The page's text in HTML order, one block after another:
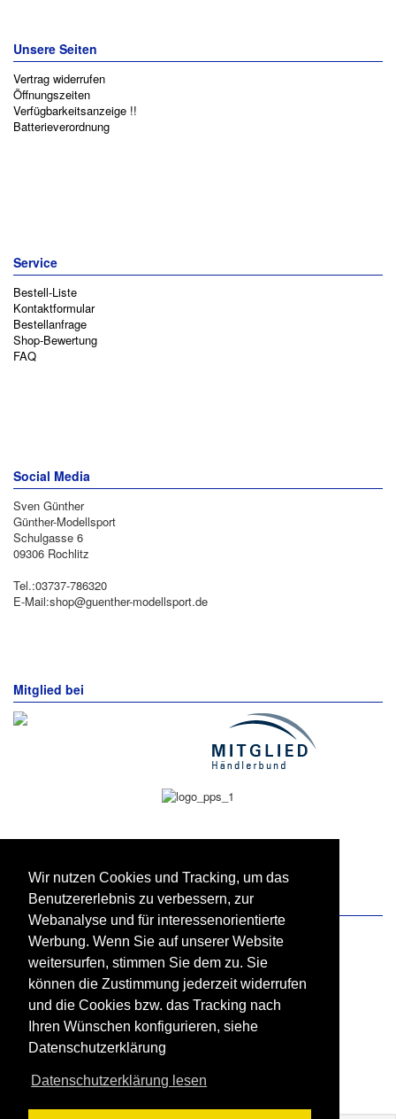
Wir nutzen Cookies und Tracking, um das
Benutzererlebnis zu verbessern, zur
Webanalyse und für interessenorientierte
Werbung. Wenn Sie auf unserer Website
weitersurfen, stimmen Sie dem zu. Sie
können die Zustimmung jederzeit widerrufen
und die Cookies bzw. das Tracking nach
Ihren Wünschen konfigurieren, siehe
Datenschutzerklärung
Datenschutzerklärung lesen
Unsere Seiten
Vertrag widerrufen
Öffnungszeiten
Verfügbarkeitsanzeige !!
Batterieverordnung
Service
Bestell-Liste
Kontaktformular
Bestellanfrage
Shop-Bewertung
FAQ
Social Media
Sven Günther
Günther-Modellsport
Schulgasse 6
09306 Rochlitz
Tel.:03737-786320
E-Mail:shop@guenther-modellsport.de
Mitglied bei
Zahlung und Versand